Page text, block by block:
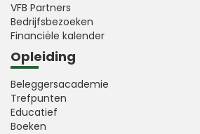
VFB Partners
Bedrijfsbezoeken
Financiële kalender
Opleiding
Beleggersacademie
Trefpunten
Educatief
Boeken